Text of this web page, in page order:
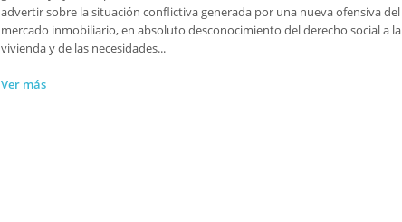
advertir sobre la situación conflictiva generada por una nueva ofensiva del
mercado inmobiliario, en absoluto desconocimiento del derecho social a la
vivienda y de las necesidades...
Ver más